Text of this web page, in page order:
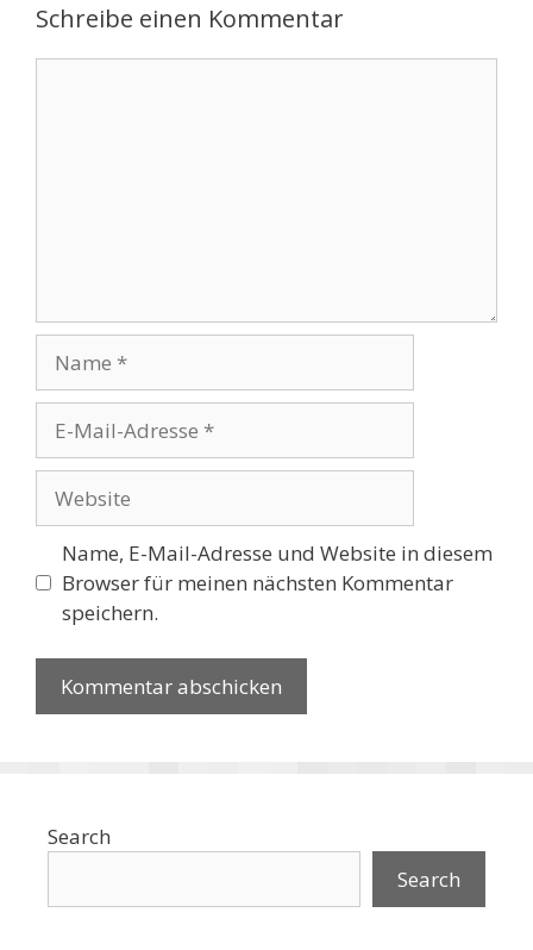
Schreibe einen Kommentar
Mail-
Adresse
Name, E-Mail-Adresse und Website in diesem
Browser für meinen nächsten Kommentar
speichern.
Search
Search